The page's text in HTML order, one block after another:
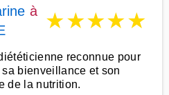
à ★★★★★
reconnue pour
bienveillance et son
de la nutrition.